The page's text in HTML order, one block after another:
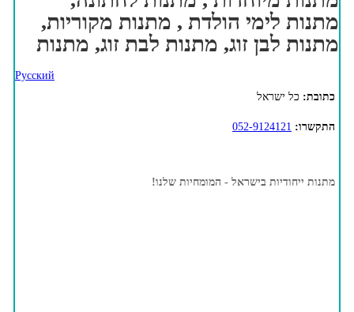
מתנות לימי הולדת , מתנות מקוריות,
מתנות לבן זוג, מתנות לבת זוג, מתנות
Русский
כתובת: כל ישראל
התקשרו: 052-9124121
מתנות ייחודיות בישראל - המומחיות שלנו!